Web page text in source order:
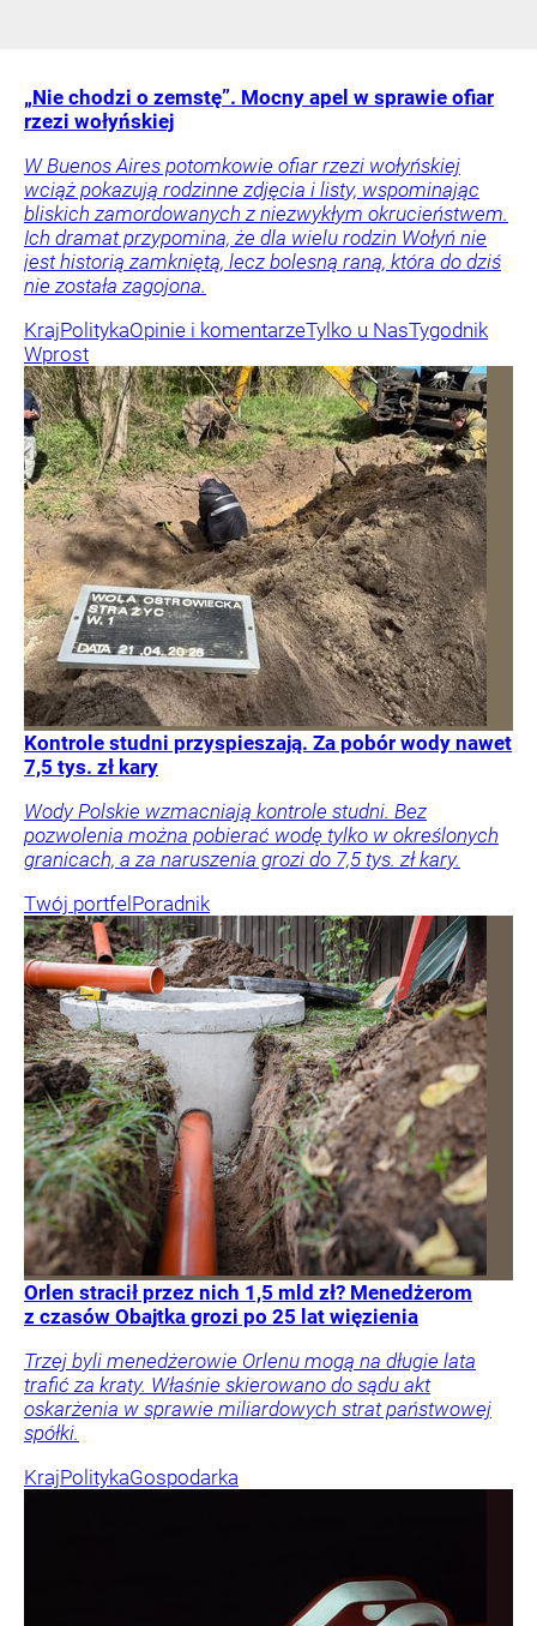
„Nie chodzi o zemstę”. Mocny apel w sprawie ofiar
rzezi wołyńskiej
W Buenos Aires potomkowie ofiar rzezi wołyńskiej
wciąż pokazują rodzinne zdjęcia i listy, wspominając
bliskich zamordowanych z niezwykłym okrucieństwem.
Ich dramat przypomina, że dla wielu rodzin Wołyń nie
jest historią zamkniętą, lecz bolesną raną, która do dziś
nie została zagojona.
KrajPolitykaOpinie i komentarzeTylko u NasTygodnik
Wprost
Kontrole studni przyspieszają. Za pobór wody nawet
7,5 tys. zł kary
Wody Polskie wzmacniają kontrole studni. Bez
pozwolenia można pobierać wodę tylko w określonych
granicach, a za naruszenia grozi do 7,5 tys. zł kary.
Twój portfelPoradnik
Orlen stracił przez nich 1,5 mld zł? Menedżerom
z czasów Obajtka grozi po 25 lat więzienia
Trzej byli menedżerowie Orlenu mogą na długie lata
trafić za kraty. Właśnie skierowano do sądu akt
oskarżenia w sprawie miliardowych strat państwowej
spółki.
KrajPolitykaGospodarka